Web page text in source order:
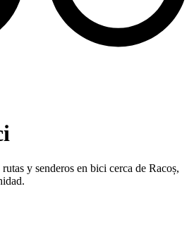
y senderos en bici cerca de Racoș,